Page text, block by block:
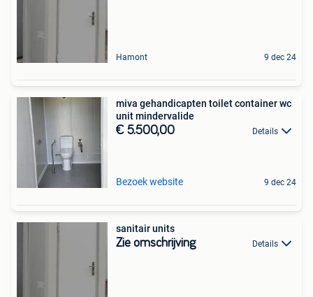
Hamont 9 dec 24
miva gehandicapten toilet container wc
unit mindervalide
€ 5.500,00 Details
Bezoek website 9 dec 24
sanitair units
Zie omschrijving Details